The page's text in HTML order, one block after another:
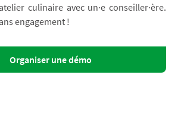
culinaire avec un·e conseiller·ère.
engagement !
Organiser une démo